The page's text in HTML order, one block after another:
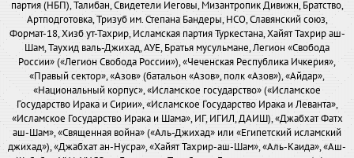
партия (НБП), Талибан, Свидетели Иеговы, Мизантропик Дивижн, Братство,
Артподготовка, Тризуб им. Степана Бандеры, НСО, Славянский союз,
Формат-18, Хизб ут-Тахрир, Исламская партия Туркестана, Хайят Тахрир аш-
Шам, Таухид валь-Джихад, АУЕ, Братья мусульмане, Легион «Свобода
России» («Легион Свобода России»), «Чеченская Республика Ичкерия»,
«Правый сектор», «Азов» (батальон «Азов», полк «Азов»), «Айдар»,
«Национальный корпус», «Исламское государство» («Исламское
Государство Ирака и Сирии», «Исламское Государство Ирака и Леванта»,
«Исламское Государство Ирака и Шама», ИГ, ИГИЛ, ДАИШ), «Джабхат Фатх
аш-Шам», «Священная война» («Аль-Джихад» или «Египетский исламский
джихад»), «Джабхат ан-Нусра», «Хайят Тахрир-аш-Шам», «Аль-Каида», «Аш-